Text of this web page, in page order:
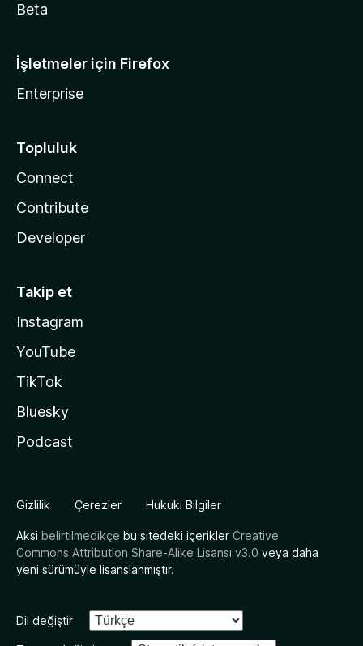
Beta
İşletmeler için Firefox
Enterprise
Topluluk
Connect
Contribute
Developer
Takip et
Instagram
YouTube
TikTok
Bluesky
Podcast
Gizlilik Çerezler Hukuki Bilgiler
Aksi belirtilmedikçe bu sitedeki içerikler Creative
Commons Attribution Share-Alike Lisansı v3.0 veya daha
yeni sürümüyle lisanslanmıştır.
Dil değiştir